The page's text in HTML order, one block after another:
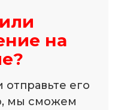
на
его
мы сможем